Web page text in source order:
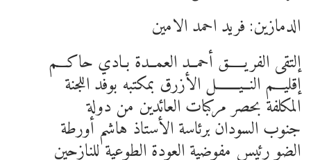
الدمازين: فريد احمد الامين
إلتقى الفريـــــق أحمــد العمــدة بـادي حاكـــم
إقليـــم النــيـــــــل الأزرق بمكتبه بوفد اللجنة
المكلفة بحصر مركبات العائدين من دولة
جنوب السودان برئاسة الأستاذ هاشم أورطة
الضو رئيس مفوضية العودة الطوعية للنازحين